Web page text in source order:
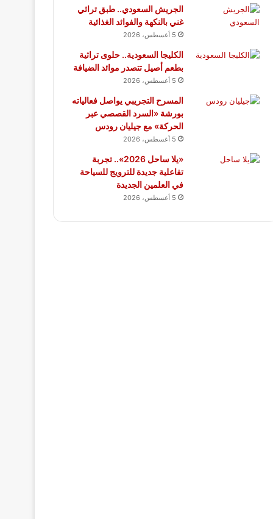
الجريش السعودي.. طبق تراثي
غني بالنكهة والفوائد الغذائية
5 أغسطس، 2026
الكليجا السعودية.. حلوى تراثية
بطعم أصيل تتصدر موائد الضيافة
5 أغسطس، 2026
المسرح التجريبي يواصل فعالياته
بورشة «السرد القصصي عبر
الحركة» مع جيليان رودس
5 أغسطس، 2026
«يلا ساحل 2026».. تجربة
تفاعلية جديدة للترويج للسياحة
في العلمين الجديدة
5 أغسطس، 2026